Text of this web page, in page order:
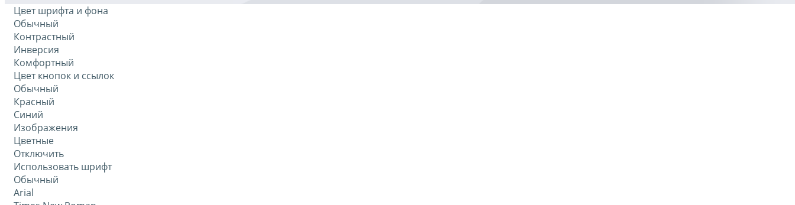
Цвет шрифта и фона
Обычный
Контрастный
Инверсия
Комфортный
Цвет кнопок и ссылок
Обычный
Красный
Синий
Изображения
Цветные
Отключить
Использовать шрифт
Обычный
Arial